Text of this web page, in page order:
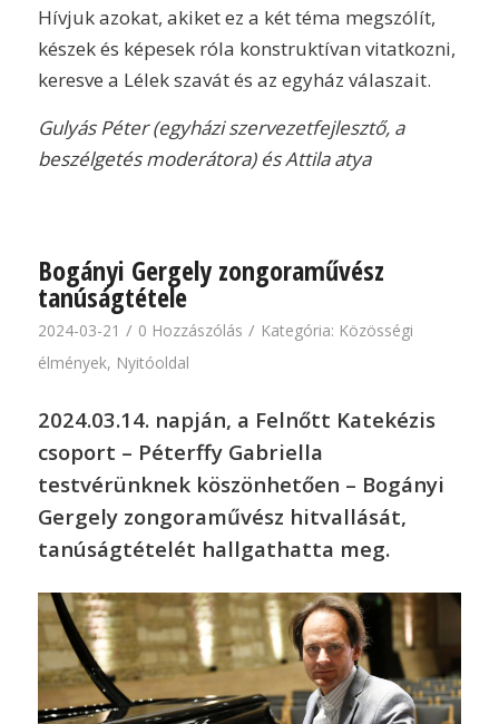
Hívjuk azokat, akiket ez a két téma megszólít,
készek és képesek róla konstruktívan vitatkozni,
keresve a Lélek szavát és az egyház válaszait.
Gulyás Péter (egyházi szervezetfejlesztő, a
beszélgetés moderátora) és Attila atya
Bogányi Gergely zongoraművész
tanúságtétele
2024-03-21 / 0 Hozzászólás / Kategória: Közösségi
élmények, Nyitóoldal
2024.03.14. napján, a Felnőtt Katekézis
csoport – Péterffy Gabriella
testvérünknek köszönhetően – Bogányi
Gergely zongoraművész hitvallását,
tanúságtételét hallgathatta meg.